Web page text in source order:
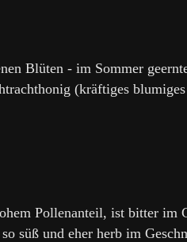
Blüten - im Sommer
(kräftiges
Pollenanteil, ist bitter im
süß und eher herb im